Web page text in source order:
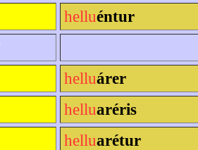
helluéntur
helluárer
helluaréris
helluarétur